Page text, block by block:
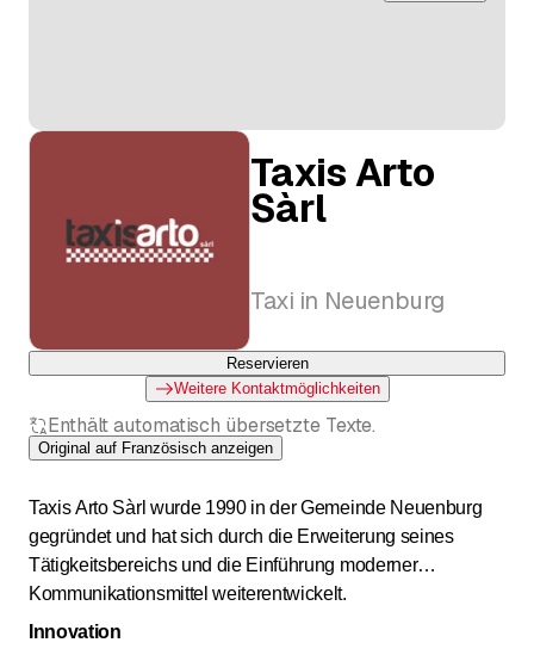
Taxis Arto
Sàrl
Taxi in Neuenburg
Reservieren
Weitere Kontaktmöglichkeiten
Enthält automatisch übersetzte Texte.
Original auf Französisch anzeigen
Taxis Arto Sàrl wurde 1990 in der Gemeinde Neuenburg
gegründet und hat sich durch die Erweiterung seines
Tätigkeitsbereichs und die Einführung moderner
Kommunikationsmittel weiterentwickelt.
Innovation